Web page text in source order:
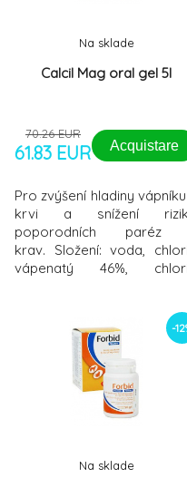
Calcil Mag oral gel 5l
Na sklade
70.26 EUR
61.83 EUR Acquistare
Pro zvýšení hladiny
krvi a snížení
poporodních paréz
krav. Složení: voda,
vápenatý 46%,
složení ve 100 ml:vápník
g, hořčík 0,73 g, draslík
gHlavní
vlastnosti: vysoký
vápníku (ze
-
Na sklade